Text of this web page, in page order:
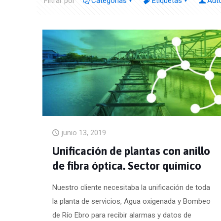
junio 13, 2019
Unificación de plantas con anillo
de fibra óptica. Sector químico
Nuestro cliente necesitaba la unificación de toda
la planta de servicios, Agua oxigenada y Bombeo
de Río Ebro para recibir alarmas y datos de